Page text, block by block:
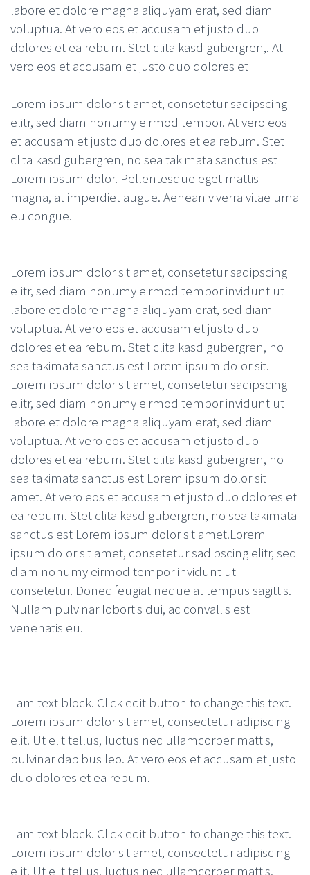
labore et dolore magna aliquyam erat, sed diam
voluptua. At vero eos et accusam et justo duo
dolores et ea rebum. Stet clita kasd gubergren,. At
vero eos et accusam et justo duo dolores et
Lorem ipsum dolor sit amet, consetetur sadipscing
elitr, sed diam nonumy eirmod tempor. At vero eos
et accusam et justo duo dolores et ea rebum. Stet
clita kasd gubergren, no sea takimata sanctus est
Lorem ipsum dolor. Pellentesque eget mattis
magna, at imperdiet augue. Aenean viverra vitae urna
eu congue.
Lorem ipsum dolor sit amet, consetetur sadipscing
elitr, sed diam nonumy eirmod tempor invidunt ut
labore et dolore magna aliquyam erat, sed diam
voluptua. At vero eos et accusam et justo duo
dolores et ea rebum. Stet clita kasd gubergren, no
sea takimata sanctus est Lorem ipsum dolor sit.
Lorem ipsum dolor sit amet, consetetur sadipscing
elitr, sed diam nonumy eirmod tempor invidunt ut
labore et dolore magna aliquyam erat, sed diam
voluptua. At vero eos et accusam et justo duo
dolores et ea rebum. Stet clita kasd gubergren, no
sea takimata sanctus est Lorem ipsum dolor sit
amet. At vero eos et accusam et justo duo dolores et
ea rebum. Stet clita kasd gubergren, no sea takimata
sanctus est Lorem ipsum dolor sit amet.Lorem
ipsum dolor sit amet, consetetur sadipscing elitr, sed
diam nonumy eirmod tempor invidunt ut
consetetur. Donec feugiat neque at tempus sagittis.
Nullam pulvinar lobortis dui, ac convallis est
venenatis eu.
I am text block. Click edit button to change this text.
Lorem ipsum dolor sit amet, consectetur adipiscing
elit. Ut elit tellus, luctus nec ullamcorper mattis,
pulvinar dapibus leo. At vero eos et accusam et justo
duo dolores et ea rebum.
I am text block. Click edit button to change this text.
Lorem ipsum dolor sit amet, consectetur adipiscing
elit. Ut elit tellus, luctus nec ullamcorper mattis,